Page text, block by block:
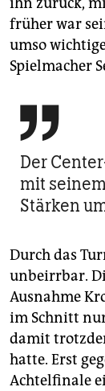
früher war
umso
Spielmacher

Der
mit
Stärken
Durch das
unbeirrbar.
Ausnahme
im Schnitt
damit
hatte. Erst
Achtelfinale